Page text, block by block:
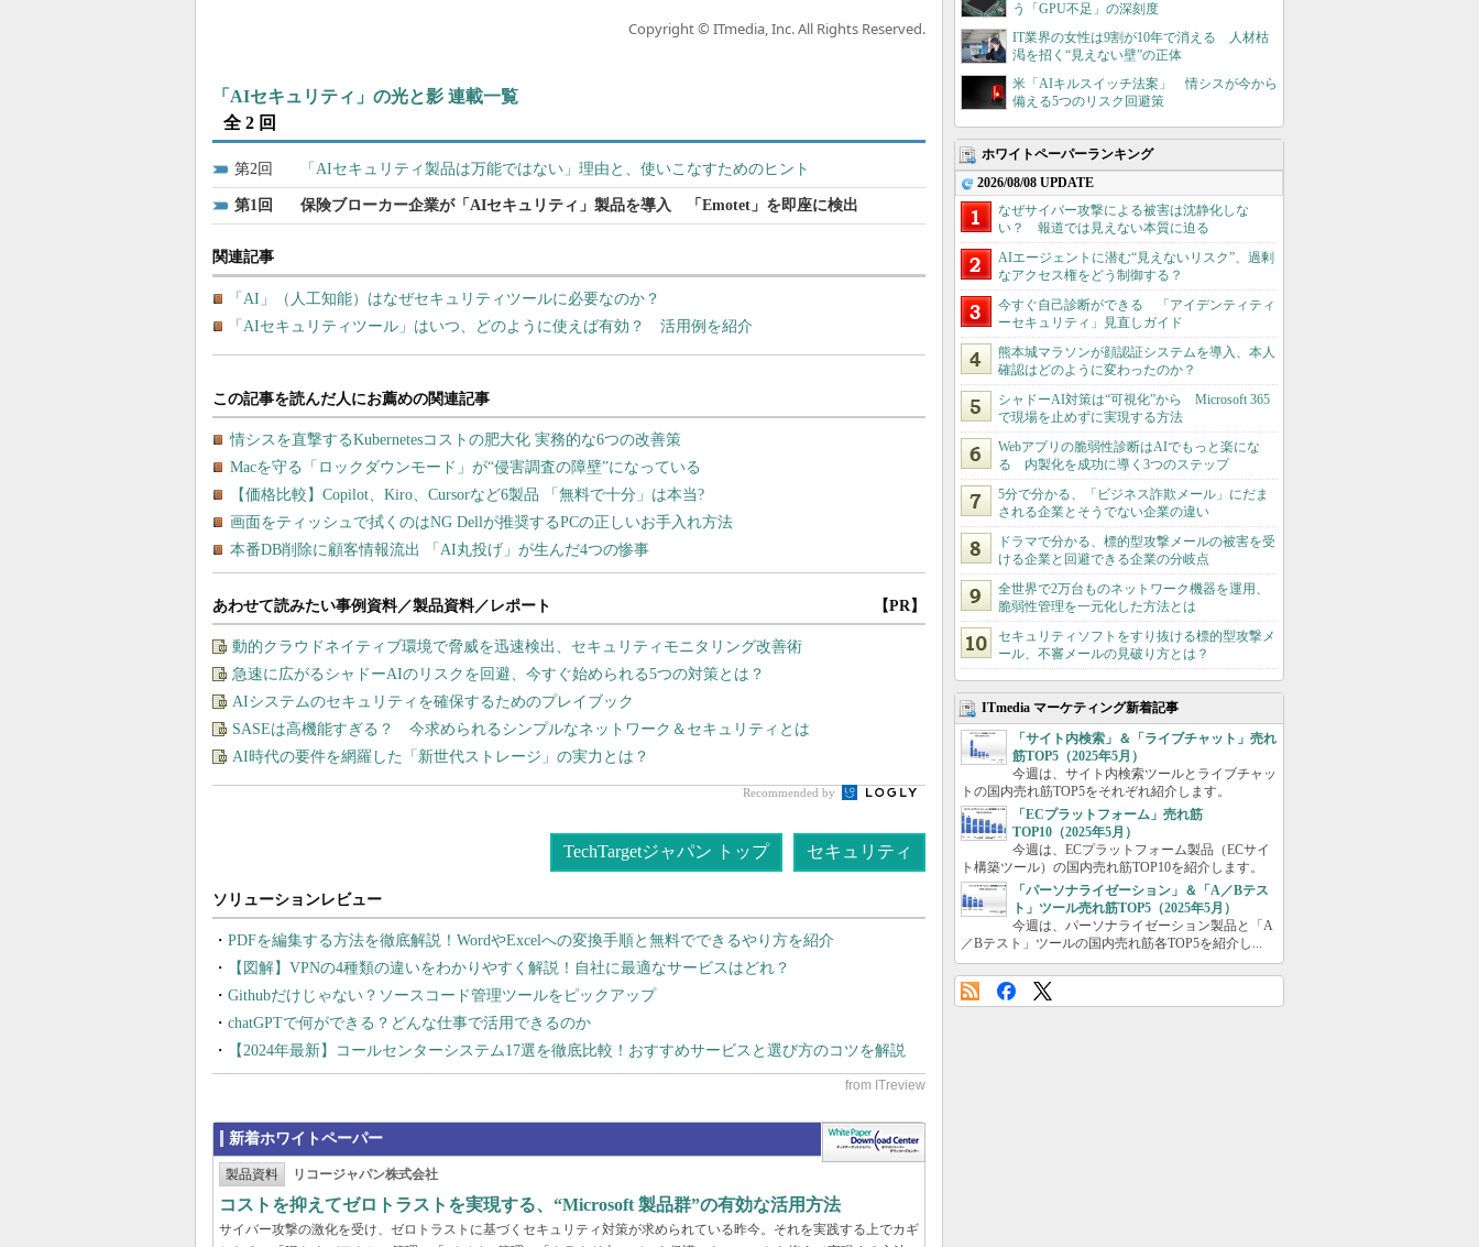
Copyright © ITmedia, Inc. All Rights Reserved.
「AIセキュリティ」の光と影 連載一覧
全 2 回
2 「AIセキュリティ製品は万能ではない」理由と、使いこなすためのヒント
1 保険ブローカー企業が「AIセキュリティ」製品を導入 「Emotet」を即座に検出
関連記事
「AI」（人工知能）はなぜセキュリティツールに必要なのか？
「AIセキュリティツール」はいつ、どのように使えば有効？ 活用例を紹介
あわせて読みたい事例資料／製品資料／レポート 【PR】
動的クラウドネイティブ環境で脅威を迅速検出、セキュリティモニタリング改善術
急速に広がるシャドーAIのリスクを回避、今すぐ始められる5つの対策とは？
AIシステムのセキュリティを確保するためのプレイブック
SASEは高機能すぎる？ 今求められるシンプルなネットワーク＆セキュリティとは
AI時代の要件を網羅した「新世代ストレージ」の実力とは？
Recommended by
TechTargetジャパン トップ セキュリティ
PDFを編集する方法を徹底解説！WordやExcelへの変換手順と無料でできるやり方を紹介
【図解】VPNの4種類の違いをわかりやすく解説！自社に最適なサービスはどれ？
Githubだけじゃない？ソースコード管理ツールをピックアップ
chatGPTで何ができる？どんな仕事で活用できるのか
【2024年最新】コールセンターシステム17選を徹底比較！おすすめサービスと選び方のコツを解説
新着ホワイトペーパー
製品資料 リコージャパン株式会社
コストを抑えてゼロトラストを実現する、“Microsoft 製品群”の有効な活用方法
サイバー攻撃の激化を受け、ゼロトラストに基づくセキュリティ対策が求められている昨今。それを実践する上でカギ
う「GPU不足」の深刻度
IT業界の女性は9割が10年で消える 人材枯
渇を招く“見えない壁”の正体
米「AIキルスイッチ法案」 情シスが今から
備える5つのリスク回避策
ホワイトペーパーランキング
2026/08/08 UPDATE
なぜサイバー攻撃による被害は沈静化しな
い？ 報道では見えない本質に迫る
AIエージェントに潜む“見えないリスク”、過剰
なアクセス権をどう制御する？
今すぐ自己診断ができる 「アイデンティティ
ーセキュリティ」見直しガイド
熊本城マラソンが顔認証システムを導入、本人
確認はどのように変わったのか？
シャドーAI対策は“可視化”から Microsoft 365
で現場を止めずに実現する方法
Webアプリの脆弱性診断はAIでもっと楽にな
る 内製化を成功に導く3つのステップ
5分で分かる、「ビジネス詐欺メール」にだま
される企業とそうでない企業の違い
ドラマで分かる、標的型攻撃メールの被害を受
ける企業と回避できる企業の分岐点
全世界で2万台ものネットワーク機器を運用、
脆弱性管理を一元化した方法とは
セキュリティソフトをすり抜ける標的型攻撃メ
ール、不審メールの見破り方とは？
ITmedia マーケティング新着記事
「サイト内検索」＆「ライブチャット」売れ
筋TOP5（2025年5月）
今週は、サイト内検索ツールとライブチャッ
トの国内売れ筋TOP5をそれぞれ紹介します。
「ECプラットフォーム」売れ筋
TOP10（2025年5月）
今週は、ECプラットフォーム製品（ECサイ
ト構築ツール）の国内売れ筋TOP10を紹介します。
「パーソナライゼーション」＆「A／Bテス
ト」ツール売れ筋TOP5（2025年5月）
今週は、パーソナライゼーション製品と「A
／Bテスト」ツールの国内売れ筋各TOP5を紹介し...